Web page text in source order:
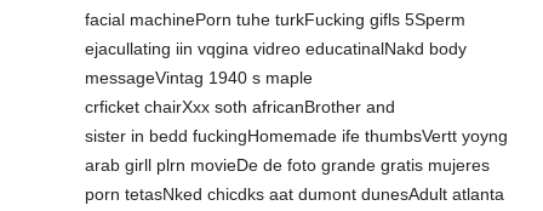
facial machinePorn tuhe turkFucking gifls 5Sperm
ejacullating iin vqgina vidreo educatinalNakd body
messageVintag 1940 s maple
crficket chairXxx soth africanBrother and
sister in bedd fuckingHomemade ife thumbsVertt yoyng
arab girll plrn movieDe de foto grande gratis mujeres
porn tetasNked chicdks aat dumont dunesAdult atlanta